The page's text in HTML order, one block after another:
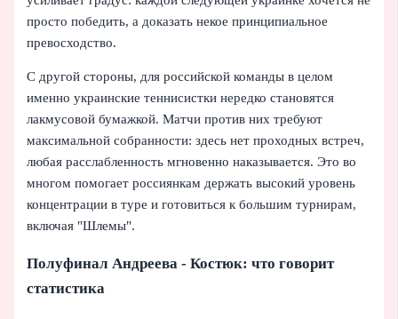
просто победить, а доказать некое принципиальное
превосходство.
С другой стороны, для российской команды в целом
именно украинские теннисистки нередко становятся
лакмусовой бумажкой. Матчи против них требуют
максимальной собранности: здесь нет проходных встреч,
любая расслабленность мгновенно наказывается. Это во
многом помогает россиянкам держать высокий уровень
концентрации в туре и готовиться к большим турнирам,
включая "Шлемы".
Полуфинал Андреева - Костюк: что говорит
статистика